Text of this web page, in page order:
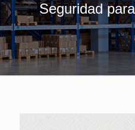
Seguridad